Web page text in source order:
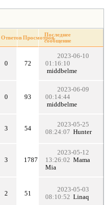
ОтветовПросмотровПоследнее
сообщение
0 72
2023-06-10
01:16:10
middbelme
0 93
2023-06-09
00:14:44
middbelme
3 54
2023-05-25
08:24:07 Hunter
3 1787
2023-05-12
13:26:02 Мama
Мia
2 51
2023-05-03
08:10:52 Linaq